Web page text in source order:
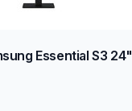
Essential S3 24"